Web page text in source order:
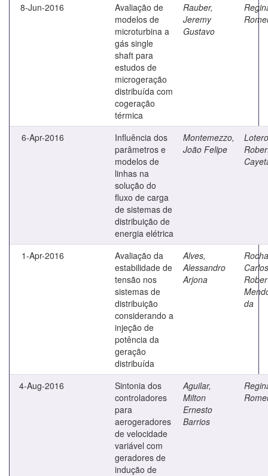
8-Jun-2016
Avaliação de
modelos de
microturbina a
gás single
shaft para
estudos de
microgeração
distribuída com
cogeração
térmica
Rauber,
Jeremy
Gustavo
6-Apr-2016
Influência dos
parâmetros e
modelos de
linhas na
solução do
fluxo de carga
de sistemas de
distribuição de
energia elétrica
Montemezzo,
João Felipe
1-Apr-2016
Avaliação da
estabilidade de
tensão nos
sistemas de
distribuição
considerando a
injeção de
potência da
geração
distribuída
Alves,
Alessandro
Arjona
Carlos
da
4-Aug-2016
Sintonia dos
controladores
para
aerogeradores
de velocidade
variável com
geradores de
indução de
Aguilar,
Milton
Ernesto
Barrios